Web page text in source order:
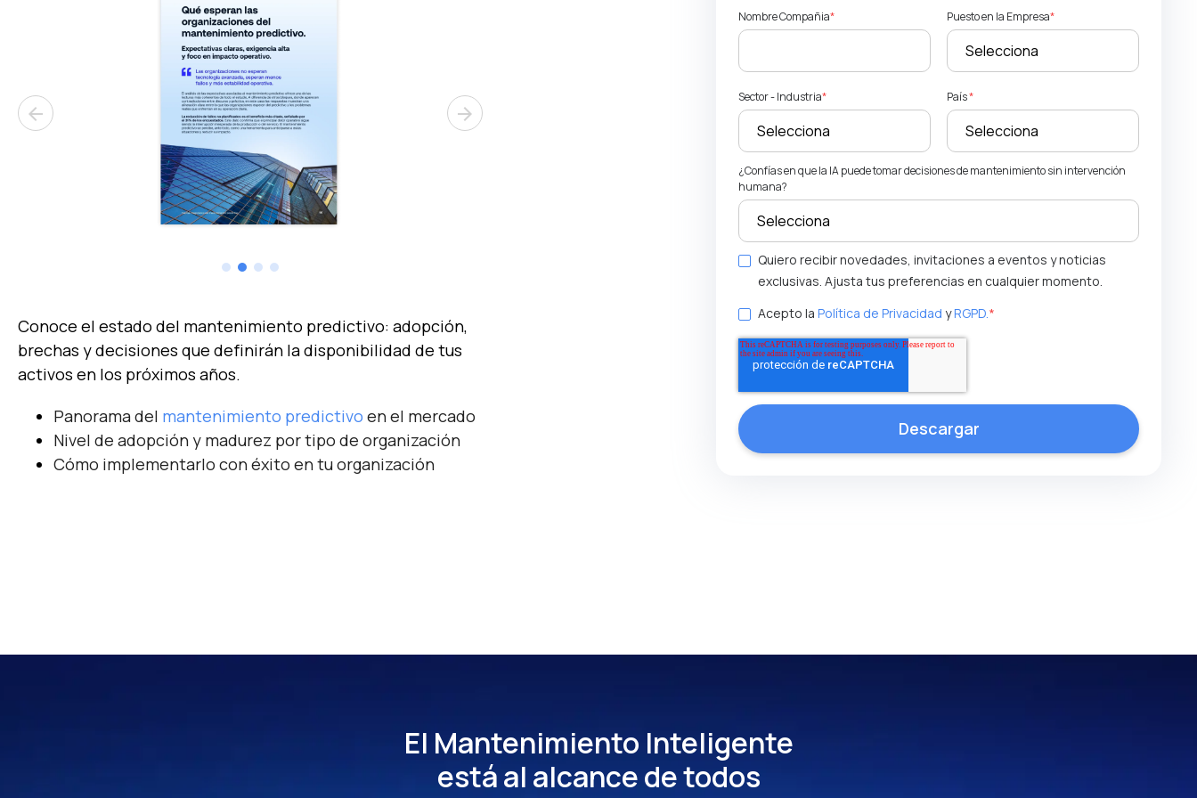
arrow_back arrow_forward
Conoce el estado del mantenimiento predictivo: adopción,
brechas y decisiones que definirán la disponibilidad de tus
activos en los próximos años.
Panorama del mantenimiento predictivo en el mercado
Nivel de adopción y madurez por tipo de organización
Cómo implementarlo con éxito en tu organización
Nombre Compañia* Puesto en la Empresa*
Sector - Industria* País*
¿Confías en que la IA puede tomar decisiones de mantenimiento sin intervención
humana?
Quiero recibir novedades, invitaciones a eventos y noticias
exclusivas. Ajusta tus preferencias en cualquier momento.
Acepto la Política de Privacidad yRGPD.*
El Mantenimiento Inteligente
está al alcance de todos